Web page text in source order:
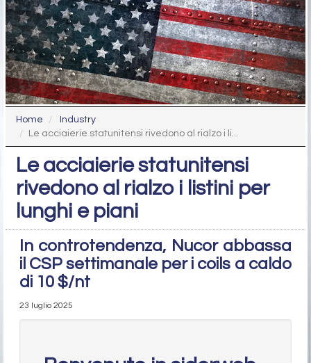
Home
Industry
Le acciaierie statunitensi rivedono al rialzo i li...
Le acciaierie statunitensi
rivedono al rialzo i listini per
lunghi e piani
In controtendenza, Nucor abbassa
il CSP settimanale per i coils a caldo
di 10 $/nt
23 luglio 2025